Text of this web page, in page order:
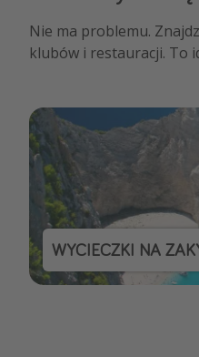
Nie ma problemu.
klubów i restauracji. To
WYCIECZKI NA